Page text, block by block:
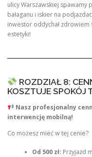
ulicy Warszawskiej spawamy
bałaganu i iskier na
inwestor oddychał zdrowiem
estetyki!
ROZDZIAŁ 8:
KOSZTUJE SPOKÓJ
Nasz profesjonalny
interwencję mobilną!
Co możesz mieć w tej cenie?
Od 500 zł: Przyjazd